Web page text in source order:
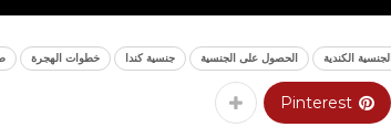
الجنسية الكندية الحصول على الجنسية جنسية كندا خطوات الهجرة
Pinterest